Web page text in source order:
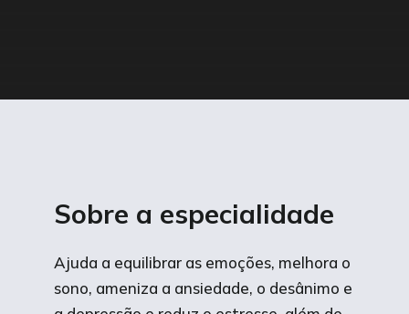
Sobre a especialidade
Ajuda a equilibrar as emoções, melhora o
sono, ameniza a ansiedade, o desânimo e